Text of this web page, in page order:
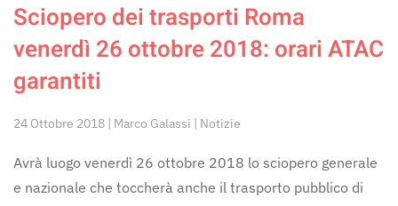
Sciopero dei trasporti Roma
venerdì 26 ottobre 2018: orari ATAC
garantiti
24 Ottobre 2018 | Marco Galassi | Notizie
Avrà luogo venerdì 26 ottobre 2018 lo sciopero generale
e nazionale che toccherà anche il trasporto pubblico di